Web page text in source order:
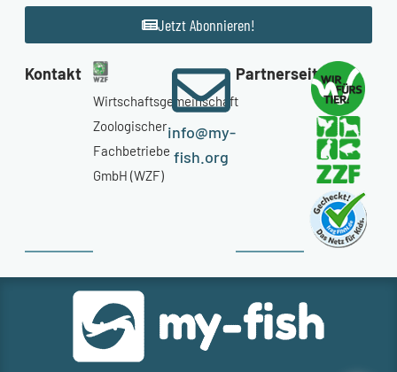
Jetzt Abonnieren!
Kontakt
Wirtschaftsgemeinschaft
Zoologischer
Fachbetriebe
GmbH (WZF)
info@my-
fish.org
Partnerseiten